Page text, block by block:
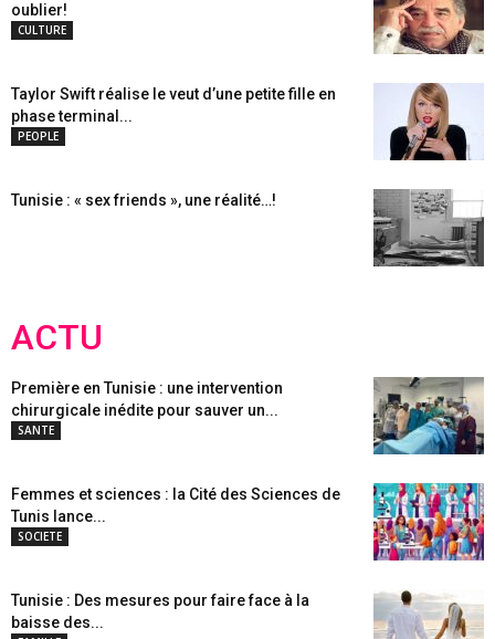
oublier!
CULTURE
Taylor Swift réalise le veut d’une petite fille en
phase terminal...
PEOPLE
Tunisie : « sex friends », une réalité…!
ACTU
Première en Tunisie : une intervention
chirurgicale inédite pour sauver un...
SANTE
Femmes et sciences : la Cité des Sciences de
Tunis lance...
SOCIETE
Tunisie : Des mesures pour faire face à la
baisse des...